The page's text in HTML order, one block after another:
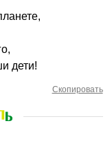
дети!
Скопировать